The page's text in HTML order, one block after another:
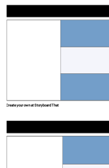
Create your own at Storyboard That